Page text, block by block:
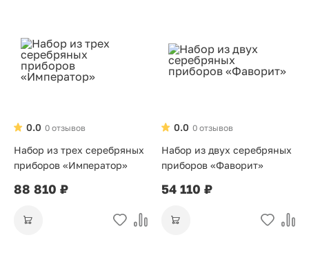
0 отзывов
0.0
Набор из трех серебряных
приборов «Император»
88 810 ₽
0 отзывов
0.0
Набор из двух серебряных
приборов «Фаворит»
54 110 ₽